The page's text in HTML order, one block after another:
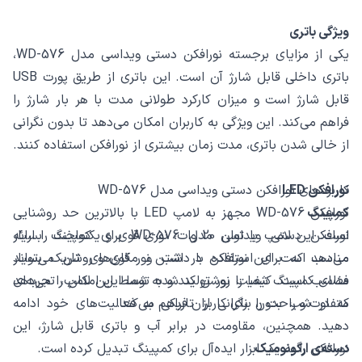
ویژگی باتری
یکی از مزایای برجسته نورافکن دستی ویداسی مدل WD-576،
باتری داخلی قابل شارژ آن است. این باتری از طریق پورت USB
قابل شارژ است و میزان کارکرد طولانی مدت با هر بار شارژ را
فراهم می‌کند. این ویژگی به کاربران امکان می‌دهد تا بدون نگرانی
از خالی شدن باتری، مدت زمان بیشتری از نورافکن استفاده کنند.
نورافکن LED
نورافکن WD-576 مجهز به لامپ LED با بالاترین حد روشنایی
است. این لامپ با توان 20 وات، نوری قوی و یکنواخت را ارائه
می‌دهد که برای استفاده در شب و مکان‌های تاریک بسیار
مناسب است. کیفیت نور تولید شده توسط این لامپ، تجربه‌ای
متفاوت و راحت را برای کاربران فراهم می‌کند.
دسته‌ی ارگونومیک
کاربردهای نورافکن دستی ویداسی مدل WD-576
کمپینگ
نورافکن دستی ویداسی مدل WD-576 برای کمپینگ بسیار
مناسب است. این نورافکن با داشتن نور قوی و روشن، می‌تواند
فضای کمپینگ شما را روشن کند و به شما این امکان را می‌دهد
که در شب بدون نگرانی از تاریکی به فعالیت‌های خود ادامه
دهید. همچنین، مقاومت در برابر آب و باتری قابل شارژ، این
نورافکن را به یک ابزار ایده‌آل برای کمپینگ تبدیل کرده است.